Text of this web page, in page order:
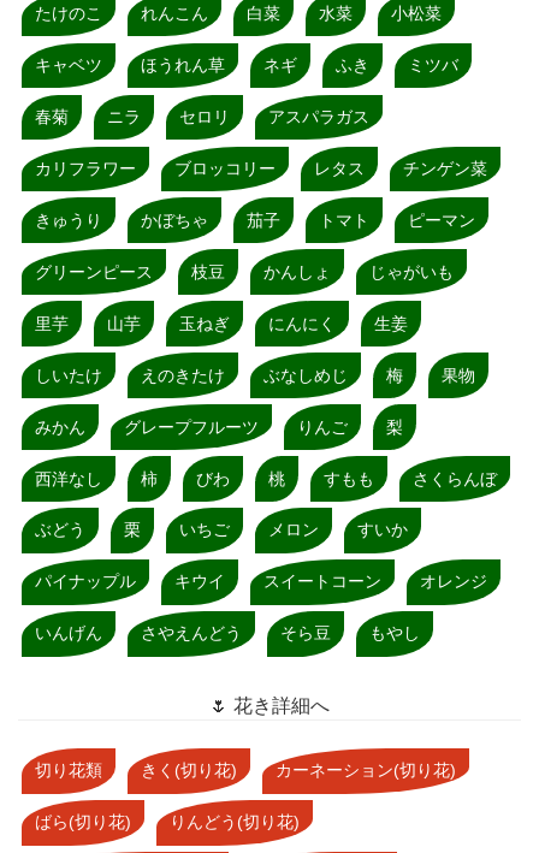
たけのこ れんこん 白菜 水菜 小松菜
キャベツ ほうれん草 ネギ ふき ミツバ
春菊 ニラ セロリ アスパラガス
カリフラワー ブロッコリー レタス チンゲン菜
きゅうり かぼちゃ 茄子 トマト ピーマン
グリーンピース 枝豆 かんしょ じゃがいも
里芋 山芋 玉ねぎ にんにく 生姜
しいたけ えのきたけ ぶなしめじ 梅 果物
みかん グレープフルーツ りんご 梨
西洋なし 柿 びわ 桃 すもも さくらんぼ
ぶどう 栗 いちご メロン すいか
パイナップル キウイ スイートコーン オレンジ
いんげん さやえんどう そら豆 もやし
🌷 花き詳細へ
切り花類 きく(切り花) カーネーション(切り花)
ばら(切り花) りんどう(切り花)